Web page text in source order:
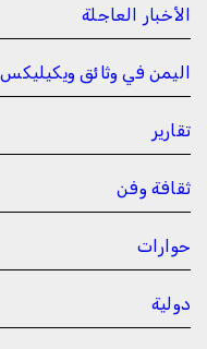
الأخبار العاجلة
اليمن في وثائق ويكيليكس
تقارير
ثقافة وفن
حوارات
دولية